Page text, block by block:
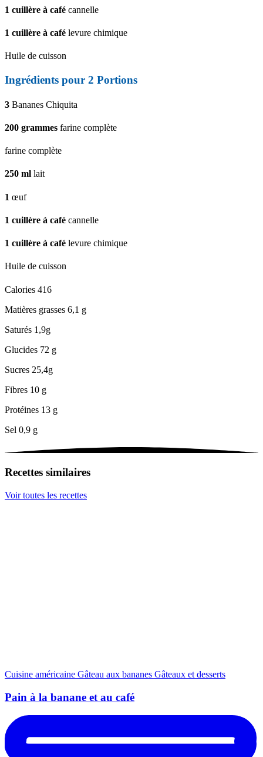
1 cuillère à café cannelle
1 cuillère à café levure chimique
Huile de cuisson
Ingrédients pour 2 Portions
3 Bananes Chiquita
200 grammes farine complète
farine complète
250 ml lait
1 œuf
1 cuillère à café cannelle
1 cuillère à café levure chimique
Huile de cuisson
Calories 416
Matières grasses 6,1 g
Saturés 1,9g
Glucides 72 g
Sucres 25,4g
Fibres 10 g
Protéines 13 g
Sel 0,9 g
Recettes similaires
Voir toutes les recettes
Cuisine américaine Gâteau aux bananes Gâteaux et desserts
Pain à la banane et au café